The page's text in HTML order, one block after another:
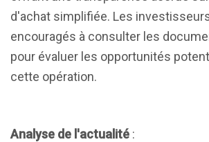
d'achat simplifiée. Les
encouragés à consulter les
pour évaluer les opportunités
cette opération.
Analyse de l'actualité :